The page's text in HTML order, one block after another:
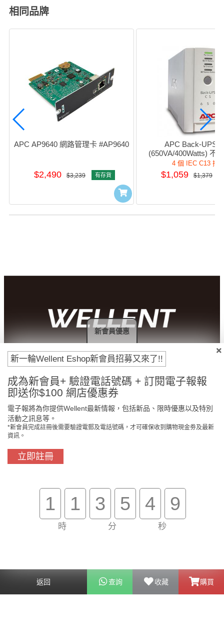
返回 查詢 收藏 購買
相同品牌
APC AP9640 網路管理卡 #AP9640
$2,490 $3,239 有存貨
APC Back-UPS
(650VA/400Watts) 不
#BK650-As
4 個 IEC C13 插
$1,059 $1,379
付款方法
買滿$800免費送貨 在線客服支援
客戶服務
幫助
新一輪Wellent Eshop新會員招募又來了!!
成為新會員+ 驗證電話號碼 + 訂閱電子報報
即送你$100 網店優惠券
電子報將為你提供Wellent最新情報，包括新品、限時優惠以及特別
活動之訊息等。
*新會員完成註冊後需要驗證電郵及電話號碼，才可確保收到購物現金劵及最新
資訊。
立即註冊
1 1
時
3 5
分
4 8
秒
新會員優惠